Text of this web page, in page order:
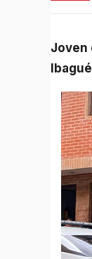
Joven que llevaba desaparecido desde el día sábado fue encontrado sin vida en una bodega de
Ibagué